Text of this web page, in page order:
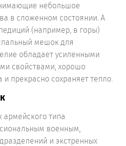
небольшое
в сложенном состоянии. А
(например, в горы)
мешок для
обладает усиленными
свойствами, хорошо
и прекрасно сохраняет тепло.
типа
военным,
и экстренных